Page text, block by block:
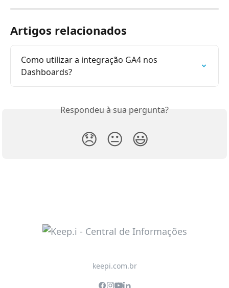
Artigos relacionados
Como utilizar a integração GA4 nos
Dashboards?​
Respondeu à sua pergunta?
😞 😐 😃
keepi.com.br